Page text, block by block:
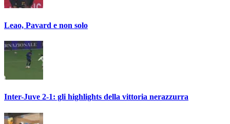
Leao, Pavard e non solo
Inter-Juve 2-1: gli highlights della vittoria nerazzurra